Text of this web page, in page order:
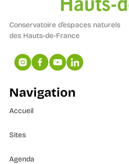
Conservatoire d’espaces naturels
des Hauts-de-France
Navigation
Accueil
Sites
Agenda